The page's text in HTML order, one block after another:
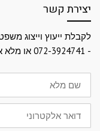
יצירת קשר
לקבלת ייעוץ וייצוג
- 072-3924741 או מלא את פרטיך בטופס הבא:
שם
מלא
דואר
אלקטרוני